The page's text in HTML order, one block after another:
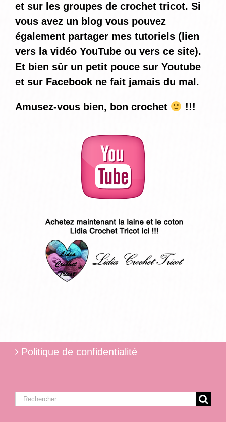
et sur les groupes de crochet tricot. Si
vous avez un blog vous pouvez
également partager mes tutoriels (lien
vers la vidéo YouTube ou vers ce site).
Et bien sûr un petit pouce sur Youtube
et sur Facebook ne fait jamais du mal.
Amusez-vous bien, bon crochet !!!
Politique de confidentialité
Rechercher: